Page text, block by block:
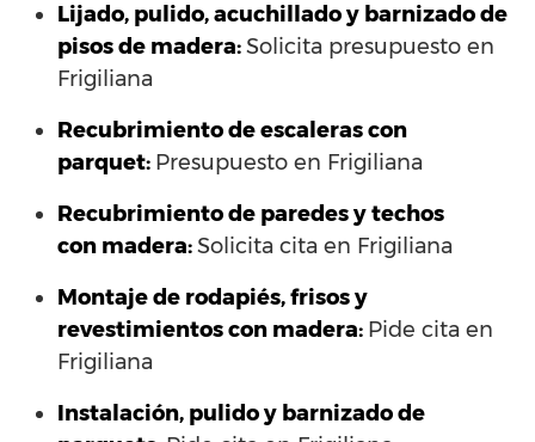
Lijado, pulido, acuchillado y barnizado de
pisos de madera:Solicita presupuesto en
Frigiliana
Recubrimiento de escaleras con
parquet: Presupuesto en Frigiliana
Recubrimiento de paredes y techos
con madera:Solicita cita en Frigiliana
Montaje de rodapiés, frisos y
revestimientos con madera: Pide cita en
Frigiliana
Instalación, pulido y barnizado de